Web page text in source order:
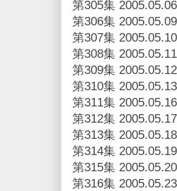
第305集
第306集
第307集
第308集
第309集
第310集
第311集
第312集
第313集
第314集
第315集
第316集